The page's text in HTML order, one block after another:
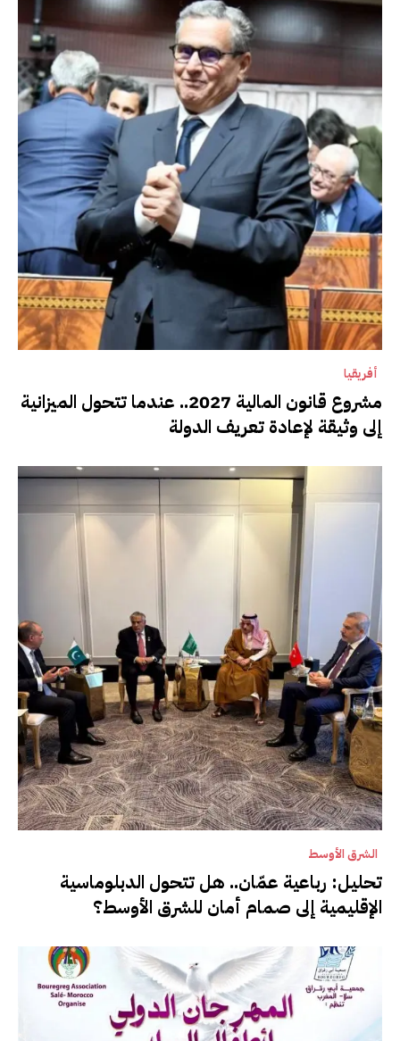
أفريقيا
مشروع قانون المالية 2027.. عندما تتحول الميزانية
إلى وثيقة لإعادة تعريف الدولة
الشرق الأوسط
تحليل: رباعية عمّان.. هل تتحول الدبلوماسية
الإقليمية إلى صمام أمان للشرق الأوسط؟